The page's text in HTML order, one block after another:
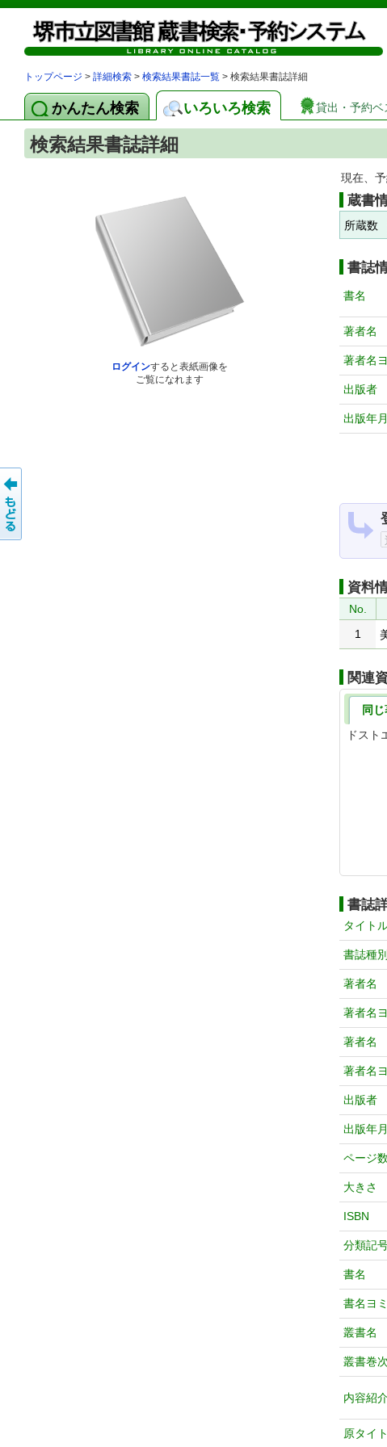
トップページ > 詳細検索 > 検索結果書誌一覧 > 検索結果書誌詳細
かんたん検索 いろいろ検索 貸出・予約ベ
検索結果書誌詳細
ログインすると表紙画像を
ご覧になれます
現在、
蔵書
所蔵数
書誌
書名
著者名
著者名
出版者
出版年月
資料
No.
1
関連
同
ドス
書誌
タイト
書誌種別
著者名
著者名
著者名
著者名
出版者
出版年月
ページ数
大きさ
ISBN
分類記
書名
書名ヨミ
叢書名
叢書巻次
内容紹
原タイ